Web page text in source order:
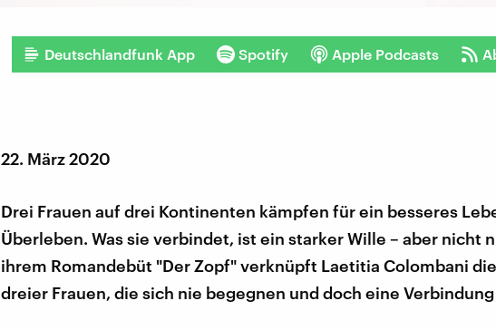
Deutschlandfunk App Spotify Apple Podcasts
22. März 2020
Drei Frauen auf drei Kontinenten kämpfen für ein besseres
Überleben. Was sie verbindet, ist ein starker Wille – aber nicht
ihrem Romandebüt "Der Zopf" verknüpft Laetitia Colombani
dreier Frauen, die sich nie begegnen und doch eine